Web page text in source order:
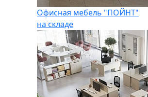
Офисная мебель "ПОЙНТ"
на складе